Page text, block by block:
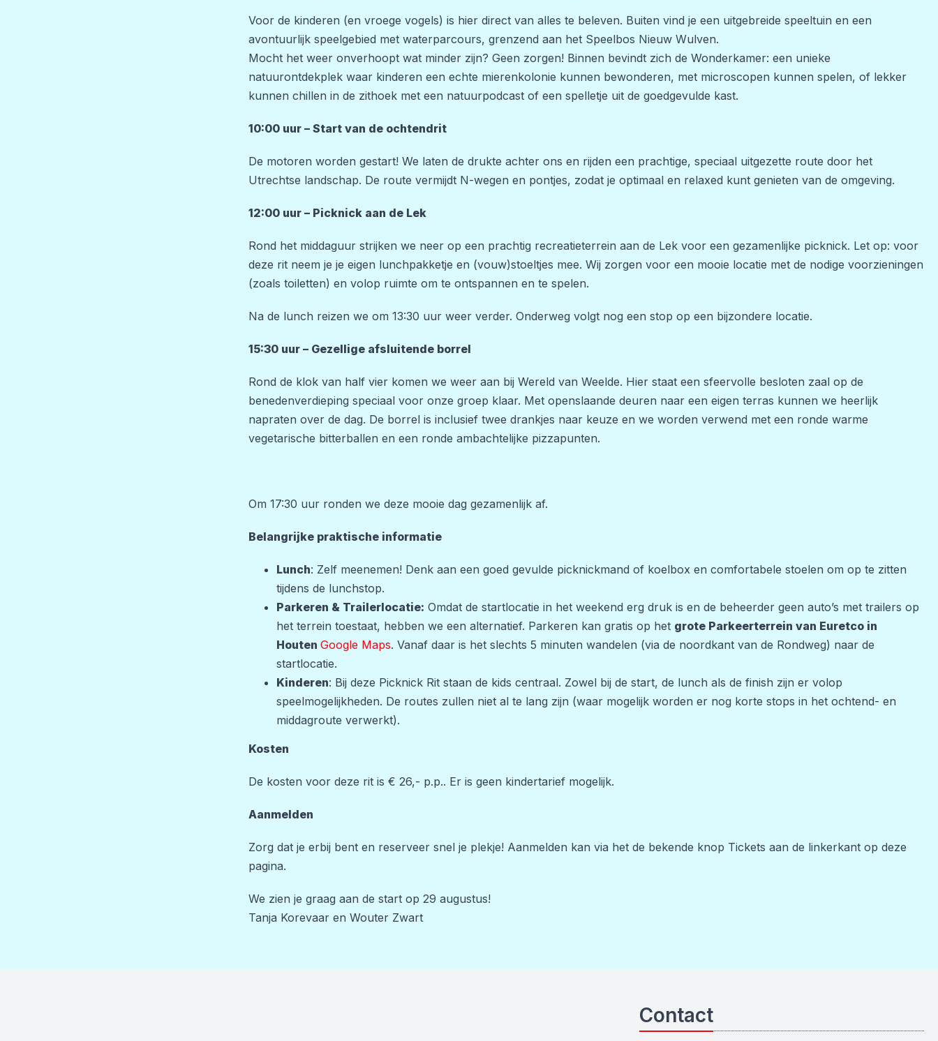
Voor de kinderen (en vroege vogels) is hier direct van alles te beleven. Buiten vind je een uitgebreide speeltuin en een
avontuurlijk speelgebied met waterparcours, grenzend aan het Speelbos Nieuw Wulven.
Mocht het weer onverhoopt wat minder zijn? Geen zorgen! Binnen bevindt zich de Wonderkamer: een unieke
natuurontdekplek waar kinderen een echte mierenkolonie kunnen bewonderen, met microscopen kunnen spelen, of lekker
kunnen chillen in de zithoek met een natuurpodcast of een spelletje uit de goedgevulde kast.
10:00 uur – Start van de ochtendrit
De motoren worden gestart! We laten de drukte achter ons en rijden een prachtige, speciaal uitgezette route door het
Utrechtse landschap. De route vermijdt N-wegen en pontjes, zodat je optimaal en relaxed kunt genieten van de omgeving.
12:00 uur – Picknick aan de Lek
Rond het middaguur strijken we neer op een prachtig recreatieterrein aan de Lek voor een gezamenlijke picknick. Let op: voor
deze rit neem je je eigen lunchpakketje en (vouw)stoeltjes mee. Wij zorgen voor een mooie locatie met de nodige voorzieningen
(zoals toiletten) en volop ruimte om te ontspannen en te spelen.
Na de lunch reizen we om 13:30 uur weer verder. Onderweg volgt nog een stop op een bijzondere locatie.
15:30 uur – Gezellige afsluitende borrel
Rond de klok van half vier komen we weer aan bij Wereld van Weelde. Hier staat een sfeervolle besloten zaal op de
benedenverdieping speciaal voor onze groep klaar. Met openslaande deuren naar een eigen terras kunnen we heerlijk
napraten over de dag. De borrel is inclusief twee drankjes naar keuze en we worden verwend met een ronde warme
vegetarische bitterballen en een ronde ambachtelijke pizzapunten.
Om 17:30 uur ronden we deze mooie dag gezamenlijk af.
Belangrijke praktische informatie
Lunch: Zelf meenemen! Denk aan een goed gevulde picknickmand of koelbox en comfortabele stoelen om op te zitten
tijdens de lunchstop.
Parkeren & Trailerlocatie: Omdat de startlocatie in het weekend erg druk is en de beheerder geen auto’s met trailers op
het terrein toestaat, hebben we een alternatief. Parkeren kan gratis op het grote Parkeerterrein van Euretco in
Houten Google Maps. Vanaf daar is het slechts 5 minuten wandelen (via de noordkant van de Rondweg) naar de
startlocatie.
Kinderen: Bij deze Picknick Rit staan de kids centraal. Zowel bij de start, de lunch als de finish zijn er volop
speelmogelijkheden. De routes zullen niet al te lang zijn (waar mogelijk worden er nog korte stops in het ochtend- en
middagroute verwerkt).
Kosten
De kosten voor deze rit is € 26,- p.p.. Er is geen kindertarief mogelijk.
Aanmelden
Zorg dat je erbij bent en reserveer snel je plekje! Aanmelden kan via het de bekende knop Tickets aan de linkerkant op deze
pagina.
We zien je graag aan de start op 29 augustus!
Tanja Korevaar en Wouter Zwart
Contact